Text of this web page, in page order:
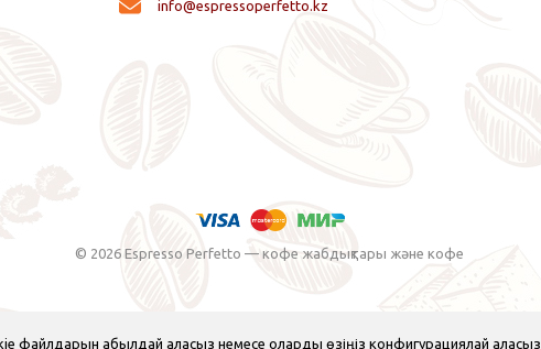
файлдарын қабылдай аласыз немесе оларды өзіңіз конфигурациялай аласыз.
info@espressoperfetto.kz
© 2026 Espresso Perfetto — кофе жабдықтары және кофе